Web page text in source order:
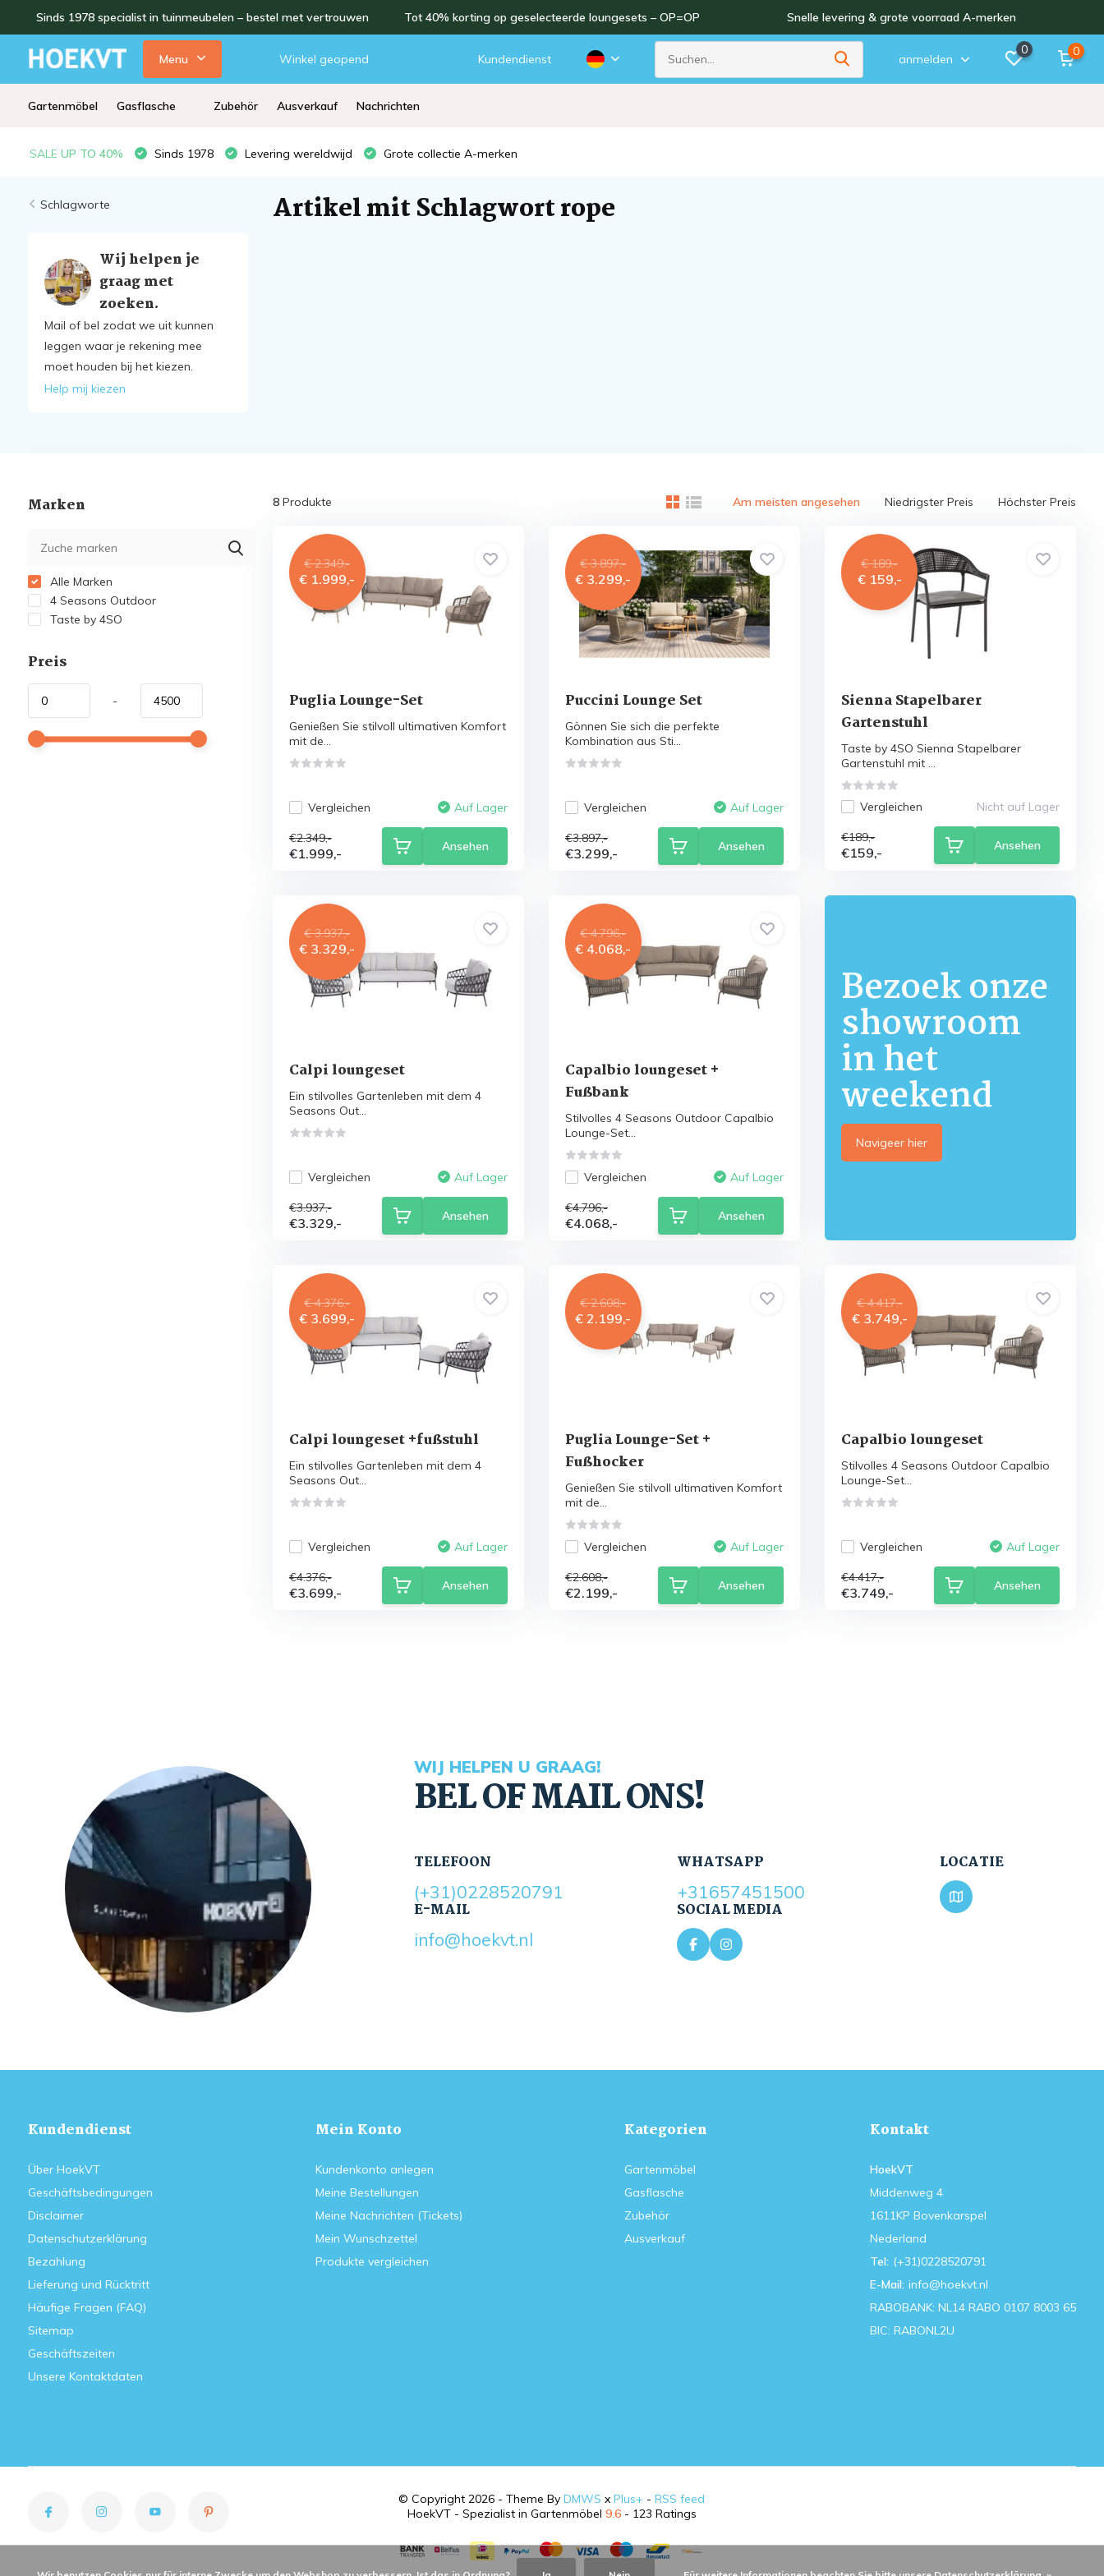
Sinds 1978 specialist in tuinmeubelen – bestel met vertrouwen Tot 40% korting op geselecteerde loungesets – OP=OP Snelle levering & grote voorraad A-merken
Menu Winkel geopend Kundendienst anmelden
0 0
Gartenmöbel Gasflasche Zubehör Ausverkauf Nachrichten
SALE UP TO 40% Sinds 1978 Levering wereldwijd Grote collectie A-merken
Schlagworte
Wij helpen je
graag met
zoeken.
Mail of bel zodat we uit kunnen
leggen waar je rekening mee
moet houden bij het kiezen.
Help mij kiezen
Artikel mit Schlagwort rope
Marken
Alle Marken
4 Seasons Outdoor
Taste by 4SO
Preis
-
8Produkte Am meisten angesehen Niedrigster Preis Höchster Preis
€ 2.349,-
€ 1.999,-
Puglia Lounge-Set
Genießen Sie stilvoll ultimativen Komfort
mit de...
Vergleichen Auf Lager
€2.349,-
€1.999,- Ansehen
€ 3.897,-
€ 3.299,-
Puccini Lounge Set
Gönnen Sie sich die perfekte
Kombination aus Sti...
Vergleichen Auf Lager
€3.897,-
€3.299,- Ansehen
€ 189,-
€ 159,-
Sienna Stapelbarer
Gartenstuhl
Taste by 4SO Sienna Stapelbarer
Gartenstuhl mit ...
Vergleichen Nicht auf Lager
€189,-
€159,- Ansehen
€ 3.937,-
€ 3.329,-
Calpi loungeset
Ein stilvolles Gartenleben mit dem 4
Seasons Out...
Vergleichen Auf Lager
€3.937,-
€3.329,- Ansehen
€ 4.796,-
€ 4.068,-
Capalbio loungeset +
Fußbank
Stilvolles 4 Seasons Outdoor Capalbio
Lounge-Set...
Vergleichen Auf Lager
€4.796,-
€4.068,- Ansehen
Bezoek onze
showroom
in het
weekend
Navigeer hier
€ 4.376,-
€ 3.699,-
Calpi loungeset +fußstuhl
Ein stilvolles Gartenleben mit dem 4
Seasons Out...
Vergleichen Auf Lager
€4.376,-
€3.699,- Ansehen
€ 2.608,-
€ 2.199,-
Puglia Lounge-Set +
Fußhocker
Genießen Sie stilvoll ultimativen Komfort
mit de...
Vergleichen Auf Lager
€2.608,-
€2.199,- Ansehen
€ 4.417,-
€ 3.749,-
Capalbio loungeset
Stilvolles 4 Seasons Outdoor Capalbio
Lounge-Set...
Vergleichen Auf Lager
€4.417,-
€3.749,- Ansehen
WIJ HELPEN U GRAAG!
BEL OF MAIL ONS!
TELEFOON
(+31)0228520791
E-MAIL
info@hoekvt.nl
WHATSAPP
+31657451500
SOCIAL MEDIA
LOCATIE
Kundendienst
Über HoekVT
Geschäftsbedingungen
Disclaimer
Datenschutzerklärung
Bezahlung
Lieferung und Rücktritt
Häufige Fragen (FAQ)
Sitemap
Geschäftszeiten
Unsere Kontaktdaten
Mein Konto
Kundenkonto anlegen
Meine Bestellungen
Meine Nachrichten (Tickets)
Mein Wunschzettel
Produkte vergleichen
Kategorien
Gartenmöbel
Gasflasche
Zubehör
Ausverkauf
Kontakt
HoekVT
Middenweg 4
1611KP Bovenkarspel
Nederland
Tel: (+31)0228520791
E-Mail: info@hoekvt.nl
RABOBANK: NL14 RABO 0107 8003 65
BIC: RABONL2U
© Copyright 2026 - Theme ByDMWS xPlus+ -RSS feed
HoekVT - Spezialist in Gartenmöbel 9.6 - 123 Ratings